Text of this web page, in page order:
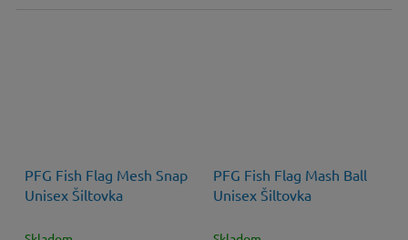
PFG Fish Flag Mesh Snap
Unisex Šiltovka
PFG Fish Flag Mash Ball
Unisex Šiltovka